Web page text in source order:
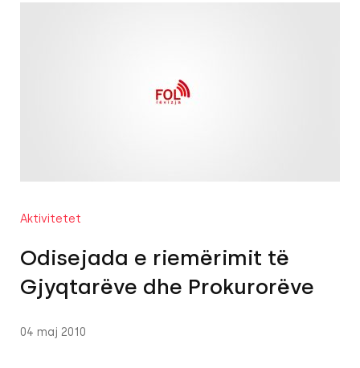
Aktivitetet
Odisejada e riemërimit të
Gjyqtarëve dhe Prokurorëve
04 maj 2010